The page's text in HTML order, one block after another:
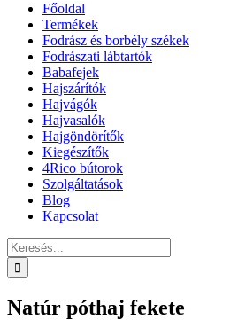
Főoldal
Termékek
Fodrász és borbély székek
Fodrászati lábtartók
Babafejek
Hajszárítók
Hajvágók
Hajvasalók
Hajgöndörítők
Kiegészítők
4Rico bútorok
Szolgáltatások
Blog
Kapcsolat
Keresés...
Natúr póthaj fekete